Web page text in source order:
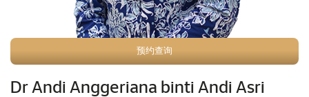
预约查询
Dr Andi Anggeriana binti Andi Asri